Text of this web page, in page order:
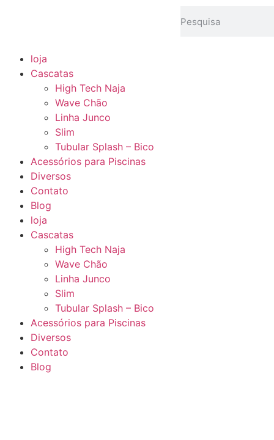
loja
Cascatas
High Tech Naja
Wave Chão
Linha Junco
Slim
Tubular Splash – Bico
Acessórios para Piscinas
Diversos
Contato
Blog
loja
Cascatas
High Tech Naja
Wave Chão
Linha Junco
Slim
Tubular Splash – Bico
Acessórios para Piscinas
Diversos
Contato
Blog